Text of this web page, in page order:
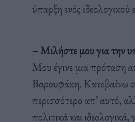
ύπαρξη ενός ιδεολογικού
– Μιλήστε μου για την
Μου έγινε μια πρόταση
Βαρουφάκη. Κατεβαίνω
περισσότερο απ’ αυτό,
πολιτικά και